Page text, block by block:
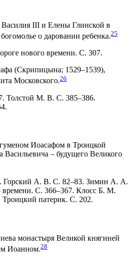
Василия III и Елены Глинской в
о даровании ребенка.25
нового времени. С. 307.
(Скрипицына; 1529–1539),
Московского.26
Толстой М. В. С. 385–386.
Иоасафом в Троицкой
– будущего Великого
Горский А. В. С. 82–83. Зимин А. А.
времени. С. 366–367. Клосс Б. М.
патерик. С. 202.
монастыря Великой княгиней
Иоанном.28